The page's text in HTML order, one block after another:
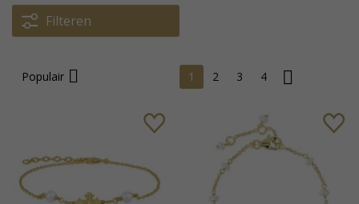
Filteren
Populair 1 2 3 4